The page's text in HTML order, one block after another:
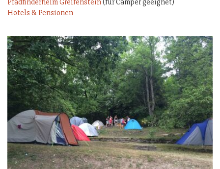
Pfadfinderheim Greifenstein(für Camper geeignet)
Hotels & Pensionen